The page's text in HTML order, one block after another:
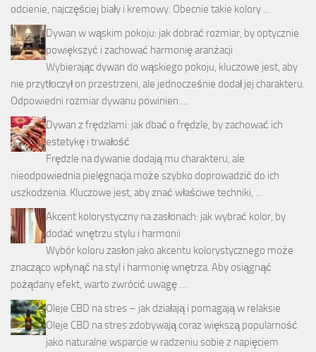
odcienie, najczęściej biały i kremowy. Obecnie takie kolory …
Dywan w wąskim pokoju: jak dobrać rozmiar, by optycznie
powiększyć i zachować harmonię aranżacji
Wybierając dywan do wąskiego pokoju, kluczowe jest, aby
nie przytłoczył on przestrzeni, ale jednocześnie dodał jej charakteru.
Odpowiedni rozmiar dywanu powinien …
Dywan z frędzlami: jak dbać o frędzle, by zachować ich
estetykę i trwałość
Frędzle na dywanie dodają mu charakteru, ale
nieodpowiednia pielęgnacja może szybko doprowadzić do ich
uszkodzenia. Kluczowe jest, aby znać właściwe techniki, …
Akcent kolorystyczny na zasłonach: jak wybrać kolor, by
dodać wnętrzu stylu i harmonii
Wybór koloru zasłon jako akcentu kolorystycznego może
znacząco wpłynąć na styl i harmonię wnętrza. Aby osiągnąć
pożądany efekt, warto zwrócić uwagę …
Oleje CBD na stres – jak działają i pomagają w relaksie
Oleje CBD na stres zdobywają coraz większą popularność
jako naturalne wsparcie w radzeniu sobie z napięciem